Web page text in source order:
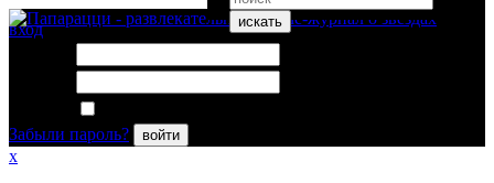
искать
вход
Забыли пароль?
войти
x